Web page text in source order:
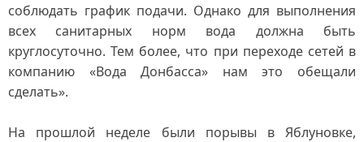
соблюдать график подачи. Однако для выполнения
всех санитарных норм вода должна быть
круглосуточно. Тем более, что при переходе сетей в
компанию «Вода Донбасса» нам это обещали
сделать».
На прошлой неделе были порывы в Яблуновке,